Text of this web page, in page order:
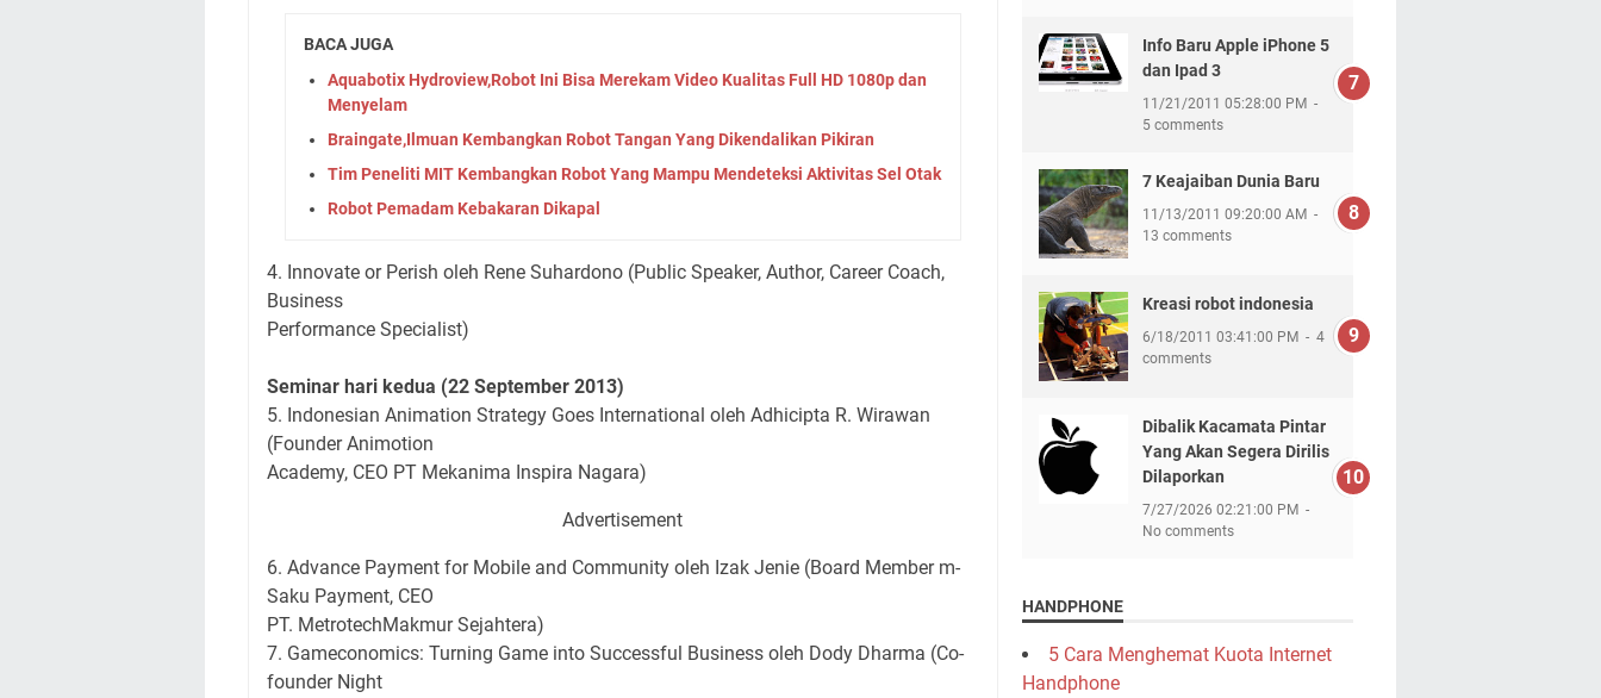
BACA JUGA
Aquabotix Hydroview,Robot Ini Bisa Merekam Video Kualitas Full HD 1080p dan
Menyelam
Braingate,Ilmuan Kembangkan Robot Tangan Yang Dikendalikan Pikiran
Tim Peneliti MIT Kembangkan Robot Yang Mampu Mendeteksi Aktivitas Sel Otak
Robot Pemadam Kebakaran Dikapal
4. Innovate or Perish oleh Rene Suhardono (Public Speaker, Author, Career Coach,
Business
Performance Specialist)
Seminar hari kedua (22 September 2013)
5. Indonesian Animation Strategy Goes International oleh Adhicipta R. Wirawan
(Founder Animotion
Academy, CEO PT Mekanima Inspira Nagara)
Advertisement
6. Advance Payment for Mobile and Community oleh Izak Jenie (Board Member m-
Saku Payment, CEO
PT. MetrotechMakmur Sejahtera)
7. Gameconomics: Turning Game into Successful Business oleh Dody Dharma (Co-
founder Night
Info Baru Apple iPhone 5
dan Ipad 3
11/21/2011 05:28:00 PM
5 comments
7 Keajaiban Dunia Baru
11/13/2011 09:20:00 AM
13 comments
Kreasi robot indonesia
6/18/2011 03:41:00 PM
4
comments
Dibalik Kacamata Pintar
Yang Akan Segera Dirilis
Dilaporkan
7/27/2026 02:21:00 PM
No comments
HANDPHONE
5 Cara Menghemat Kuota Internet
Handphone